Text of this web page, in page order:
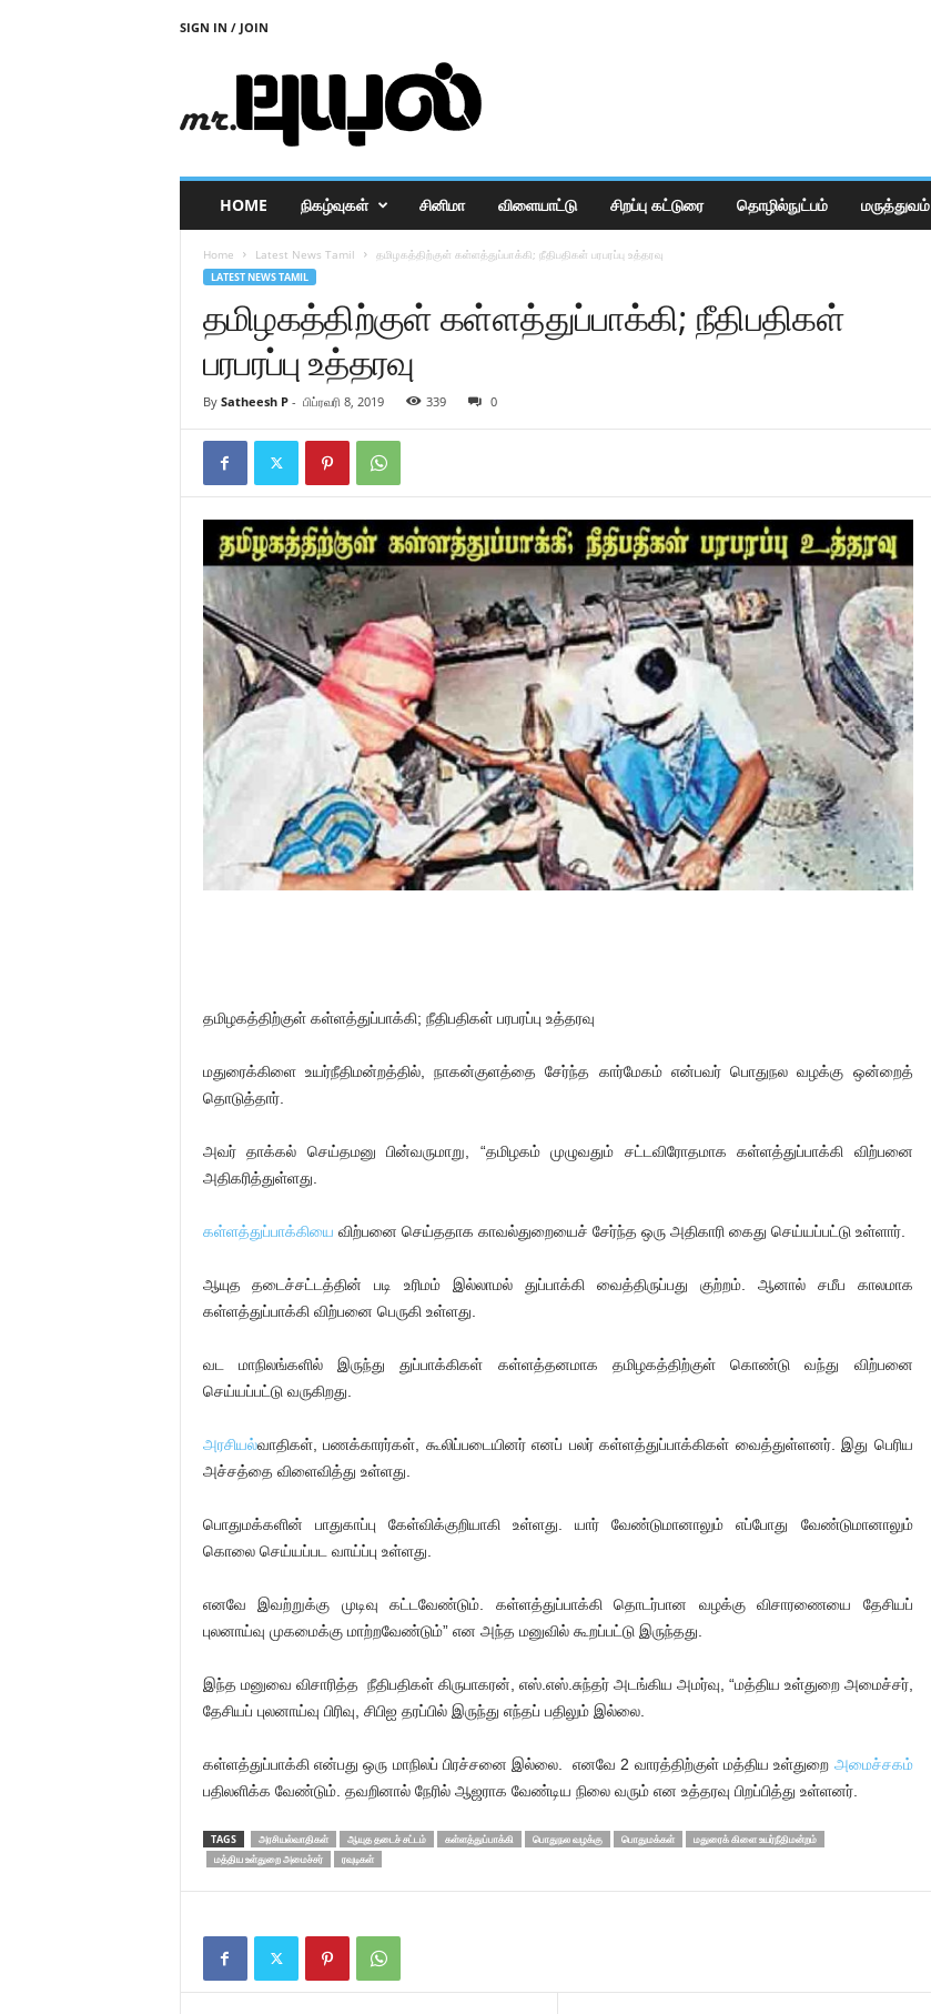
SIGN IN / JOIN
u
HOME நிகழ்வுகள் சினிமா விளையாட்டு சிறப்பு கட்டுரை தொழில்நுட்பம் மருத்துவம்
Home Latest News Tamil தமிழகத்திற்குள் கள்ளத்துப்பாக்கி; நீதிபதிகள் பரபரப்பு உத்தரவு
LATEST NEWS TAMIL
தமிழகத்திற்குள் கள்ளத்துப்பாக்கி; நீதிபதிகள்
பரபரப்பு உத்தரவு
By Satheesh P- பிப்ரவரி 8, 2019 339 0
தமிழகத்திற்குள் கள்ளத்துப்பாக்கி; நீதிபதிகள் பரபரப்பு உத்தரவு
மதுரைக்கிளை உயர்நீதிமன்றத்தில், நாகன்குளத்தை சேர்ந்த கார்மேகம் என்பவர் பொதுநல வழக்கு ஒன்றைத்
தொடுத்தார்.
அவர் தாக்கல் செய்தமனு பின்வருமாறு, “தமிழகம் முழுவதும் சட்டவிரோதமாக கள்ளத்துப்பாக்கி விற்பனை
அதிகரித்துள்ளது.
கள்ளத்துப்பாக்கியை விற்பனை செய்ததாக காவல்துறையைச் சேர்ந்த ஒரு அதிகாரி கைது செய்யப்பட்டு உள்ளார்.
ஆயுத தடைச்சட்டத்தின் படி உரிமம் இல்லாமல் துப்பாக்கி வைத்திருப்பது குற்றம். ஆனால் சமீப காலமாக
கள்ளத்துப்பாக்கி விற்பனை பெருகி உள்ளது.
வட மாநிலங்களில் இருந்து துப்பாக்கிகள் கள்ளத்தனமாக தமிழகத்திற்குள் கொண்டு வந்து விற்பனை
செய்யப்பட்டு வருகிறது.
அரசியல்வாதிகள், பணக்காரர்கள், கூலிப்படையினர் எனப் பலர் கள்ளத்துப்பாக்கிகள் வைத்துள்ளனர். இது பெரிய
அச்சத்தை விளைவித்து உள்ளது.
பொதுமக்களின் பாதுகாப்பு கேள்விக்குறியாகி உள்ளது. யார் வேண்டுமானாலும் எப்போது வேண்டுமானாலும்
கொலை செய்யப்பட வாய்ப்பு உள்ளது.
எனவே இவற்றுக்கு முடிவு கட்டவேண்டும். கள்ளத்துப்பாக்கி தொடர்பான வழக்கு விசாரணையை தேசியப்
புலனாய்வு முகமைக்கு மாற்றவேண்டும்” என அந்த மனுவில் கூறப்பட்டு இருந்தது.
இந்த மனுவை விசாரித்த நீதிபதிகள் கிருபாகரன், எஸ்.எஸ்.சுந்தர் அடங்கிய அமர்வு, “மத்திய உள்துறை அமைச்சர்,
தேசியப் புலனாய்வு பிரிவு, சிபிஐ தரப்பில் இருந்து எந்தப் பதிலும் இல்லை.
கள்ளத்துப்பாக்கி என்பது ஒரு மாநிலப் பிரச்சனை இல்லை. எனவே 2 வாரத்திற்குள் மத்திய உள்துறை அமைச்சகம்
பதிலளிக்க வேண்டும். தவறினால் நேரில் ஆஜராக வேண்டிய நிலை வரும் என உத்தரவு பிறப்பித்து உள்ளனர்.
TAGS அரசியல்வாதிகள் ஆயுத தடைச் சட்டம் கள்ளத்துப்பாக்கி பொதுநல வழக்கு பொதுமக்கள்
மதுரைக் கிளை உயர்நீதிமன்றம்
மத்திய உள்துறை அமைச்சர்
ரவுடிகள்